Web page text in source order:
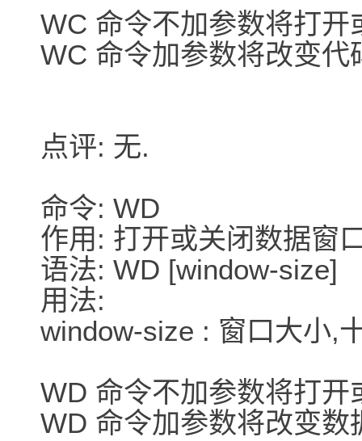
WC 命令不加参数将打开
WC 命令加参数将改变代
点评: 无.
命令: WD
作用: 打开或关闭数据窗
语法: WD [window-size]
用法:
window-size : 窗口大小,
WD 命令不加参数将打开
WD 命令加参数将改变数